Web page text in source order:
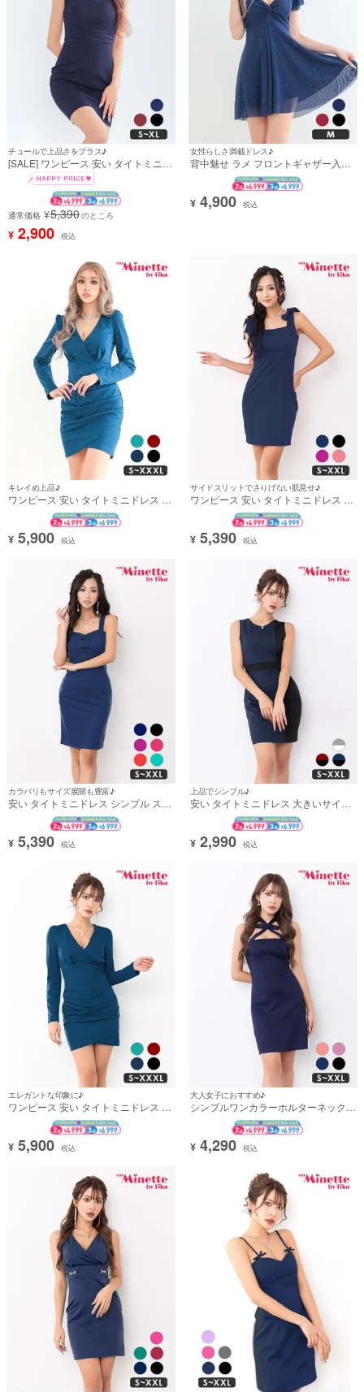
チュールで上品さをプラス♪
[SALE] ワンピース 安い タイトミニド
レス 大人 ノースリーブ 上品 ストレッ
チ バストチュール ワンカラー (ちぴ
たん着用)
通常価格 ¥5,390のところ
¥ 2,900 税込
女性らしさ満載ドレス♪
背中魅せ ラメ フロントギャザー入り
フリル袖 半袖 フレアミニドレス (あ
おぽん着用)
¥ 4,900 税込
キレイめ上品♪
ワンピース 安い タイトミニドレス 長
袖 袖あり大人 上品 ストレッチ ギャザ
ー入り ワンカラー 裾ラップ (あおぽ
ん着用)
¥ 5,900 税込
サイドスリットでさりげない肌見せ♪
ワンピース 安い タイトミニドレス 大
きいサイズ シンプル 背中魅せ キャミ
ソール リボンショルダー (れいたぴ着
用)
¥ 5,390 税込
カラバリもサイズ展開も豊富♪
安い タイトミニドレス シンプル スト
レッチ キャミソール ブラジャーのま
ま (れいたぴ着用)
¥ 5,390 税込
上品でシンプル♪
安い タイトミニドレス 大きいサイズ
シンプル 大人 バイカラー ノースリー
ブ 上品 胸元カバー ウエストマーク
(ちぴたん着用)
¥ 2,990 税込
エレガントな印象に♪
ワンピース 安い タイトミニドレス 長
袖 袖あり大人 上品 ストレッチ ギャザ
ー入り ワンカラー 裾ラップ (ちぴた
ん着用)
¥ 5,900 税込
大人女子におすすめ♪
シンプルワンカラーホルターネックリ
ボンタイトミニドレス (ちぴたん着用)
¥ 4,290 税込